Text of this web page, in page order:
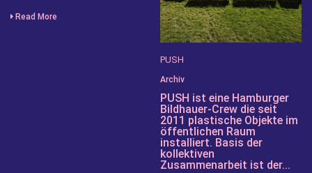
Read More
PUSH
Archiv
PUSH ist eine Hamburger
Bildhauer-Crew die seit
2011 plastische Objekte im
öffentlichen Raum
installiert. Basis der
kollektiven
Zusammenarbeit ist der...